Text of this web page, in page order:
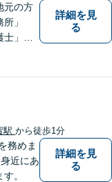
元の方
」
」を
ます
相談
分】
詳細を見
る
駅 から徒歩1分
務めま
近にあ
。
詳細を見
る